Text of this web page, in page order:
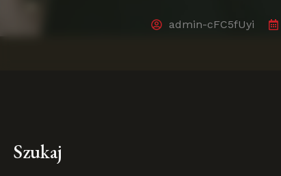
admin-cFC5fUyi
Szukaj